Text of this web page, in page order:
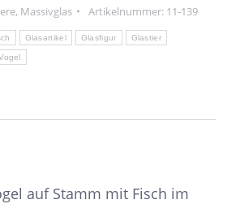
, Massivglas Artikelnummer: 11-139
Glasartikel Glasfigur Glastier
auf Stamm mit Fisch im